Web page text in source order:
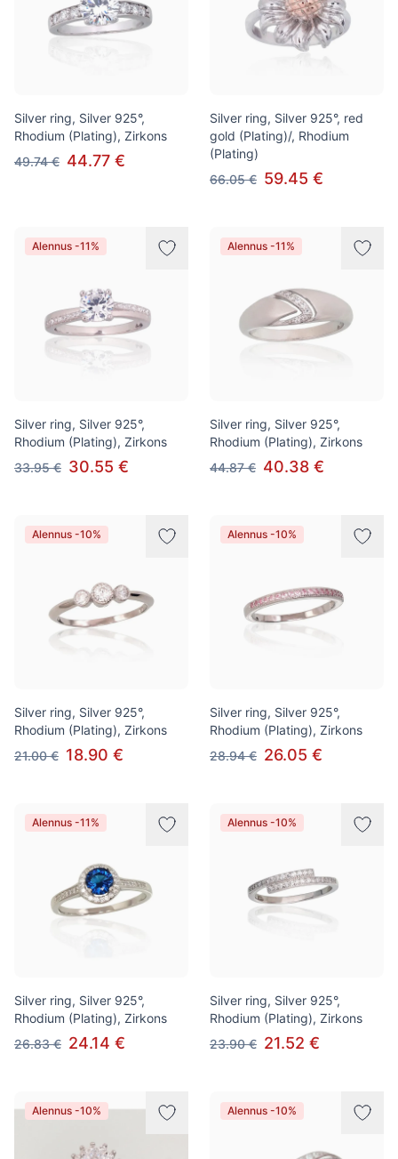
Silver ring, Silver 925°,
Rhodium (Plating), Zirkons
49.74 € 44.77 €
Silver ring, Silver 925°, red
gold (Plating)/, Rhodium
(Plating)
66.05 € 59.45 €
Alennus -11%
Silver ring, Silver 925°,
Rhodium (Plating), Zirkons
33.95 € 30.55 €
Alennus -11%
Silver ring, Silver 925°,
Rhodium (Plating), Zirkons
44.87 € 40.38 €
Alennus -10%
Silver ring, Silver 925°,
Rhodium (Plating), Zirkons
21.00 € 18.90 €
Alennus -10%
Silver ring, Silver 925°,
Rhodium (Plating), Zirkons
28.94 € 26.05 €
Alennus -11%
Silver ring, Silver 925°,
Rhodium (Plating), Zirkons
26.83 € 24.14 €
Alennus -10%
Silver ring, Silver 925°,
Rhodium (Plating), Zirkons
23.90 € 21.52 €
Alennus -10% Alennus -10%